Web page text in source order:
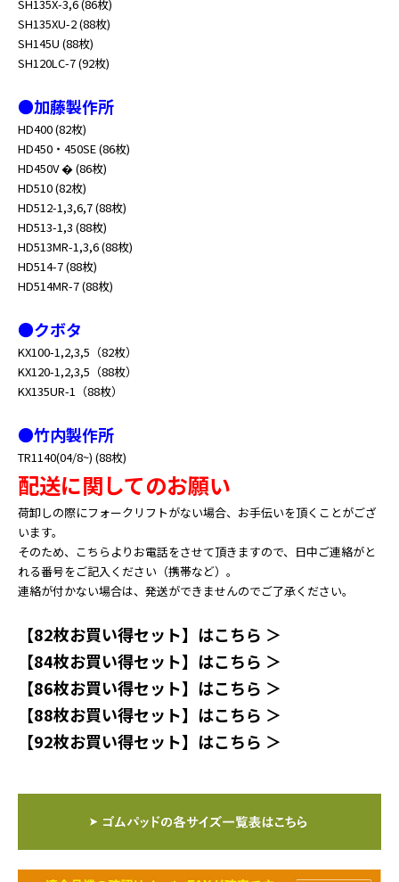
SH135X-3,6 (86枚)
SH135XU-2 (88枚)
SH145U (88枚)
SH120LC-7 (92枚)
●加藤製作所
HD400 (82枚)
HD450・450SE (86枚)
HD450V � (86枚)
HD510 (82枚)
HD512-1,3,6,7 (88枚)
HD513-1,3 (88枚)
HD513MR-1,3,6 (88枚)
HD514-7 (88枚)
HD514MR-7 (88枚)
●クボタ
KX100-1,2,3,5（82枚）
KX120-1,2,3,5（88枚）
KX135UR-1（88枚）
●竹内製作所
TR1140(04/8~) (88枚)
配送に関してのお願い
荷卸しの際にフォークリフトがない場合、お手伝いを頂くことがござ
います。
そのため、こちらよりお電話をさせて頂きますので、日中ご連絡がと
れる番号をご記入ください（携帯など）。
連絡が付かない場合は、発送ができませんのでご了承ください。
【82枚お買い得セット】はこちら ＞
【84枚お買い得セット】はこちら ＞
【86枚お買い得セット】はこちら ＞
【88枚お買い得セット】はこちら ＞
【92枚お買い得セット】はこちら ＞